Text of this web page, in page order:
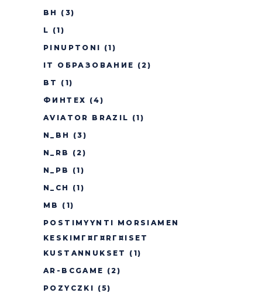
BH
(3)
L (1)
PINUPTONI (1)
IT ОБРАЗОВАНИЕ (2)
BT
(1)
ФИНТЕХ (4)
AVIATOR BRAZIL (1)
N_BH
(3)
N_RB
(2)
N_PB
(1)
N_CH
(1)
MB
(1)
POSTIMYYNTI MORSIAMEN
KESKIMГ¤Г¤RГ¤ISET
KUSTANNUKSET
(1)
AR-BCGAME (2)
POZYCZKI (5)